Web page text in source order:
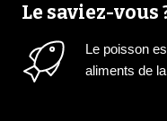
Le saviez-vous
Le poisson
aliments de